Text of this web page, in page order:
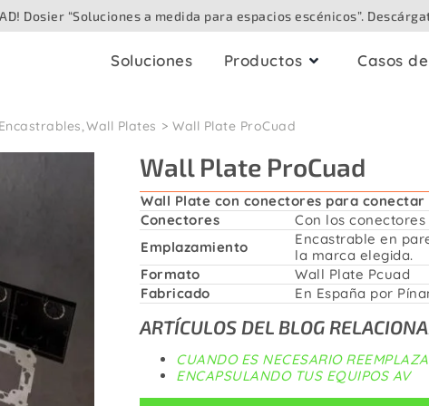
Dosier “Soluciones a medida para espacios escénicos”.
Soluciones Productos
/ Cámara
óptica
/ DMX
Cajas audiovisuales
Para techo
Para superficie
Para suelo
Para mesa
Para exteriores
Para paredes
Casos
Wall Plates Wall Plate ProCuad
Wall Plate ProCuad
Wall Plate con conectores para
Conectores
Con los
Emplazamiento
Encastrable en
la marca elegida.
Formato
Wall Plate Pcuad
Fabricado
En España por
ARTÍCULOS DEL BLOG
CUANDO ES NECESARIO
ENCAPSULANDO TUS EQUIPOS AV